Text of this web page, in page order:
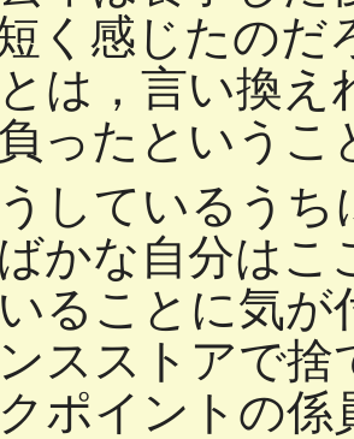
く感じたの
は，言い換
ったというこ
しているう
かな自分は
ることに気
スストアで
ポイントの係